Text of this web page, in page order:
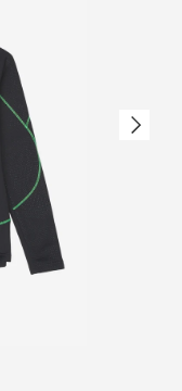
Nächste